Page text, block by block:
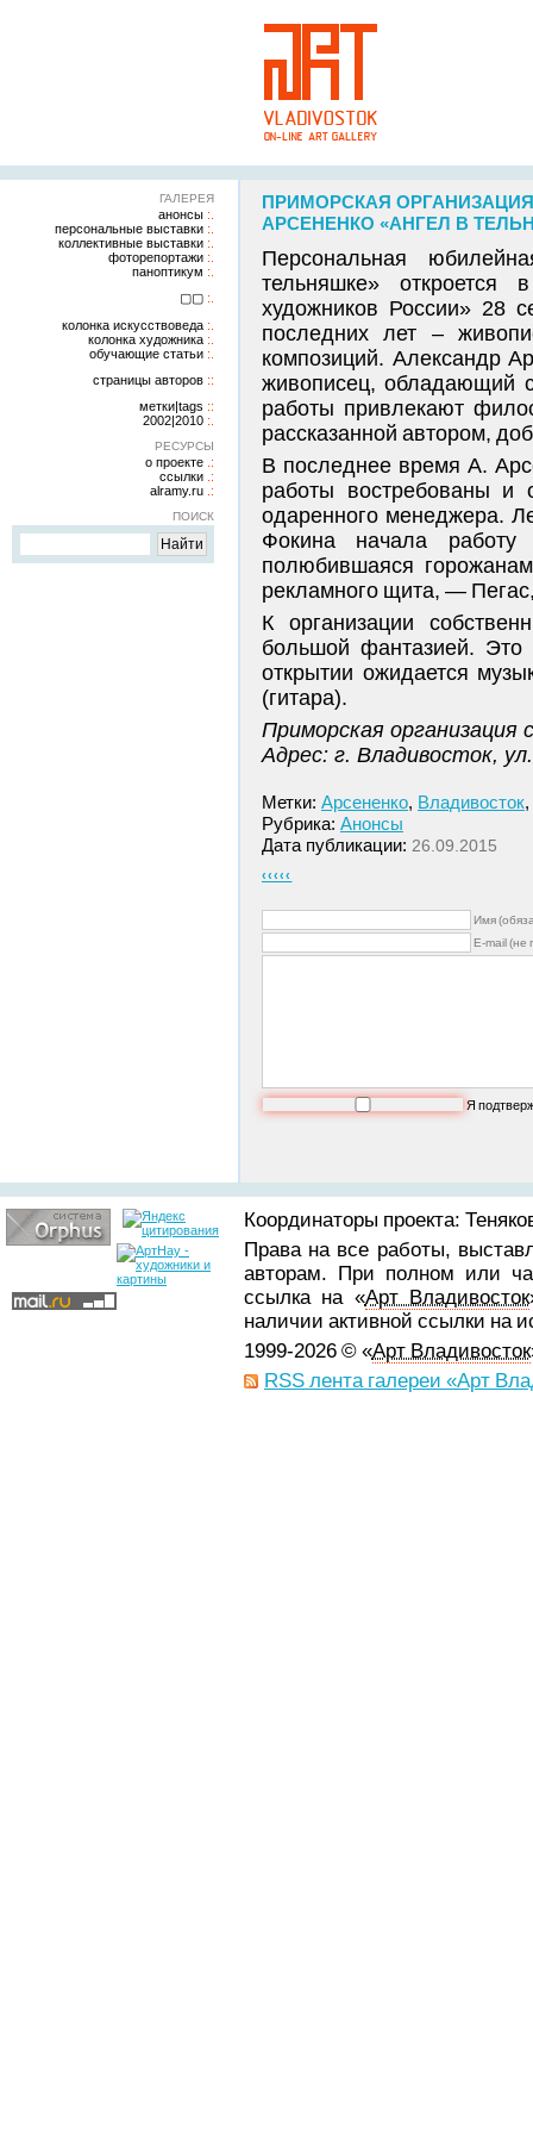
ГАЛЕРЕЯ
анонсы
персональные выставки
коллективные выставки
фоторепортажи
паноптикум
▢▢
колонка искусствоведа
колонка художника
обучающие статьи
страницы авторов
метки|tags
2002|2010
РЕСУРСЫ
о проекте
ссылки
alramy.ru
ПОИСК
ПРИМОРСКАЯ
АРСЕНЕНКО «АНГЕЛ В
Персональная
тельняшке»
художников России» 28
последних лет –
композиций. Александр
живописец, обладающий
работы привлекают
рассказанной автором,
В последнее время А.
работы востребованы и
одаренного менеджера.
Фокина начала
полюбившаяся
рекламного щита, —
К организации
большой фантазией. Это
открытии ожидается
(гитара).
Приморская организация
Адрес: г. Владивосток,
Метки: Арсененко, Владивосток,
Рубрика: Анонсы
Дата публикации: 26.09.2015
‹‹‹‹‹
Имя
E-mail (не
Я
Координаторы проекта:
Права на все работы,
авторам. При полном или
ссылка на «Арт Владивосток
наличии активной ссылки на
1999-2026 © «Арт Владивосток
RSS лента галереи «Арт